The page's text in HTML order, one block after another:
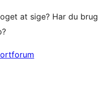
at sige? Har du brug